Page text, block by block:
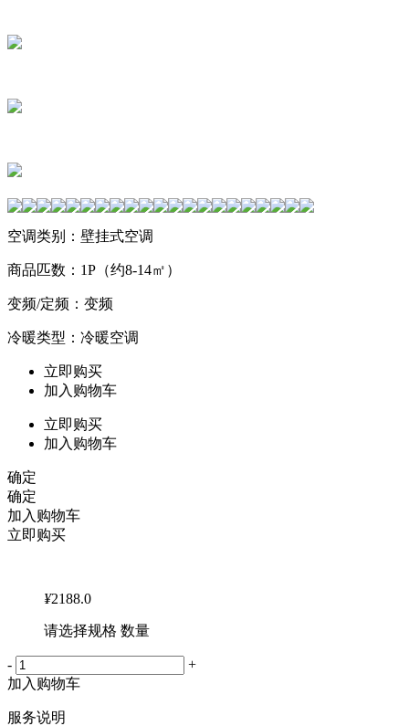
空调类别：壁挂式空调
商品匹数：1P（约8-14㎡）
变频/定频：变频
冷暖类型：冷暖空调
立即购买
加入购物车
立即购买
加入购物车
确定
确定
加入购物车
立即购买
¥2188.0
请选择规格 数量
-
+
加入购物车
服务说明